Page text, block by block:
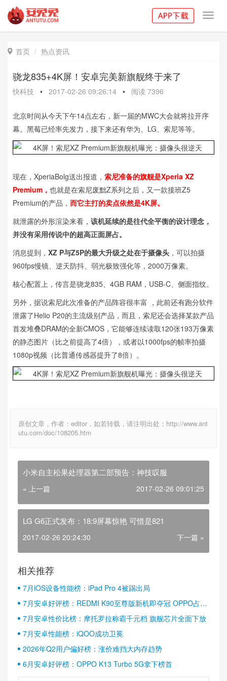
 首页 热点资讯
骁龙835+4K屏！安卓完美新旗舰终于来了
快科技 • 2017-02-26 09:26:14 • 阅读 7396
北京时间从今天下午14点左右，新一届的MWC大会就将拉开序
幕。黑莓已经率先发力，接下来还有华为、LG、索尼等等。
现在，XperiaBolg送出报道， 索尼准备的旗舰是Xperia XZ
Premium， 也就是在索尼废黜Z系列之后，又一款接班Z5
Premium的产品， 而它主打的卖点依然是4K屏。
就泄露的外形渲染来看， 该机延续的是往代全平衡的设计理念，
并没有采用传说中的超高正面屏占。
消息提到， XZ P与Z5P的最大升级之处在于摄像头 ，可以拍摄
960fps慢镜、逆天防抖、弱光极致强化等，2000万像素。
核心配置上，传言是骁龙835、4GB RAM，USB-C、侧面指纹。
另外，据说索尼此次准备的产品阵容很丰富 ，此前还有跑分软件
泄露了Helio P20的主流级别产品，而且，索尼还会选择某款产品
首发堆叠DRAM的全新CMOS，它能够连续读取120张193万像素
的静态图片（比之前提高了4倍），或者以1000fps的帧率拍摄
1080p视频（比普通传感器提升了8倍）。
原创文章，作者：editor，如若转载，请注明出处：http://www.ant
utu.com/doc/108205.htm
小米自主松果处理器第二部预告：神技叹服
« 上一篇 2017-02-26 09:01:25
LG G6正式发布：18:9屏幕惊艳 可惜是821
2017-02-26 20:24:30 下一篇 »
相关推荐
7月iOS设备性能榜：iPad Pro 4被踢出局
7月安卓好评榜：REDMI K90至尊版新机即夺冠 OPPO占据
半壁江山
7月安卓性价比榜：摩托罗拉称霸千元档 旗舰芯片全面下放
7月安卓性能榜：iQOO成功卫冕
2026年Q2用户偏好榜：涨价难挡大内存趋势
6月安卓好评榜：OPPO K13 Turbo 5G拿下榜首